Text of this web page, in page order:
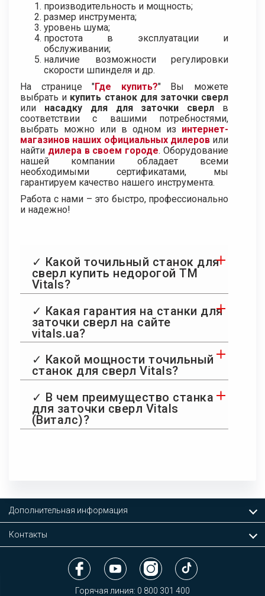
производительность и мощность;
размер инструмента;
уровень шума;
простота в эксплуатации и
обслуживании;
наличие возможности регулировки
скорости шпинделя и др.
На странице "Где купить?" Вы можете
выбрать и купить станок для заточки сверл
или насадку для для заточки сверл в
соответствии с вашими потребностями,
выбрать можно или в одном из интернет-
магазинов наших официальных дилеровили
найти дилера в своем городе. Оборудование
нашей компании обладает всеми
необходимыми сертификатами, мы
гарантируем качество нашего инструмента.
Работа с нами – это быстро, профессионально
и надежно!
✓ Какой точильный станок для
сверл купить недорогой ТМ
Vitals?
✓ Какая гарантия на станки для
заточки сверл на сайте
vitals.ua?
✓ Какой мощности точильный
станок для сверл Vitals?
✓ В чем преимущество станка
для заточки сверл Vitals
(Виталс)?
Дополнительная информация
Контакты
Горячая линия: 0 800 301 400